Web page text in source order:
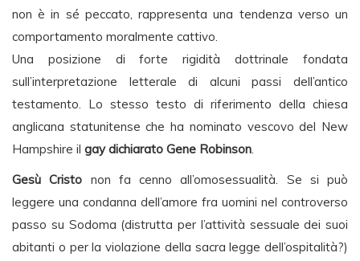
non è in sé peccato, rappresenta una tendenza verso un
comportamento moralmente cattivo.
Una posizione di forte rigidità dottrinale fondata
sull’interpretazione letterale di alcuni passi dell’antico
testamento. Lo stesso testo di riferimento della chiesa
anglicana statunitense che ha nominato vescovo del New
Hampshire il gay dichiarato Gene Robinson.
Gesù Cristo non fa cenno all’omosessualità. Se si può
leggere una condanna dell’amore fra uomini nel controverso
passo su Sodoma (distrutta per l’attività sessuale dei suoi
abitanti o per la violazione della sacra legge dell’ospitalità?)